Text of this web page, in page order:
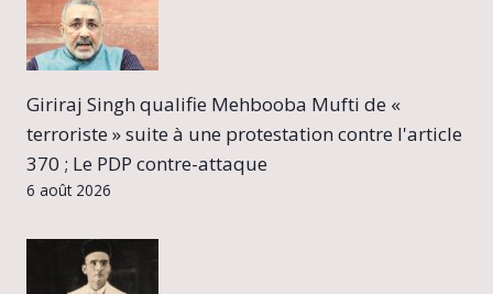
Giriraj Singh qualifie Mehbooba Mufti de «
terroriste » suite à une protestation contre l'article
370 ; Le PDP contre-attaque
6 août 2026